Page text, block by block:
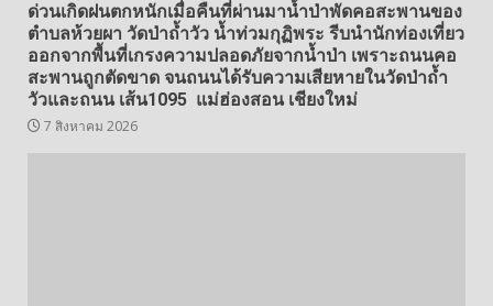
ด่วนเกิดฝนตกหนักเมื่อคืนที่ผ่านมาน้ำป่าพัดคอสะพานของ
ตำบลห้วยผา วัดป่าถ้ำวัว น้ำท่วมกุฏิพระ รีบนำนักท่องเที่ยว
ออกจากพื้นที่เกรงความปลอดภัยจากน้ำป่า เพราะถนนคอ
สะพานถูกตัดขาด จนถนนได้รับความเสียหายในวัดป่าถ้ำ
วัวและถนน เส้น1095 แม่ฮ่องสอน เชียงใหม่
7 สิงหาคม 2026